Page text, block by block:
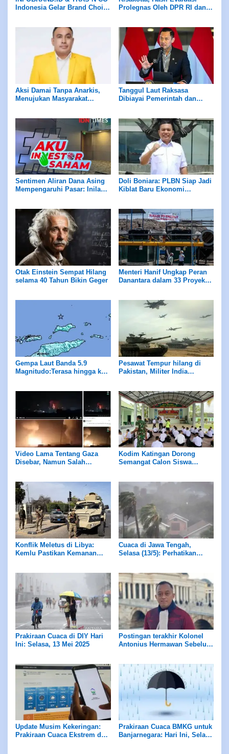
Indonesia Gelar Brand Choice
Prolegnas Oleh DPR RI dan
Aksi Damai Tanpa Anarkis,
Menujukan Masyarakat
Tanggul Laut Raksasa
Dibiayai Pemerintah dan
Sentimen Aliran Dana Asing
Mempengaruhi Pasar: Inilah
Doli Boniara: PLBN Siap Jadi
Kiblat Baru Ekonomi
Otak Einstein Sempat Hilang
selama 40 Tahun Bikin Geger
Menteri Hanif Ungkap Peran
Danantara dalam 33 Proyek
Gempa Laut Banda 5.9
Magnitudo:Terasa hingga ke
Pesawat Tempur hilang di
Pakistan, Militer India
Video Lama Tentang Gaza
Disebar, Namun Salah
Kodim Katingan Dorong
Semangat Calon Siswa
Konflik Meletus di Libya:
Kemlu Pastikan Kemanan
Cuaca di Jawa Tengah,
Selasa (13/5): Perhatikan
Prakiraan Cuaca di DIY Hari
Ini: Selasa, 13 Mei 2025
Postingan terakhir Kolonel
Antonius Hermawan Sebelum
Update Musim Kekeringan:
Prakiraan Cuaca Ekstrem dan
Prakiraan Cuaca BMKG untuk
Banjarnegara: Hari Ini, Selasa